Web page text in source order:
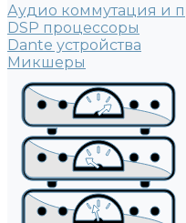
Аудио коммутация и
DSP процессоры
Dante устройства
Микшеры